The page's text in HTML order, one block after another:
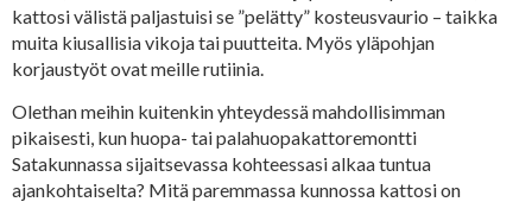
kattosi välistä paljastuisi se ”pelätty” kosteusvaurio – taikka
muita kiusallisia vikoja tai puutteita. Myös yläpohjan
korjaustyöt ovat meille rutiinia.
Olethan meihin kuitenkin yhteydessä mahdollisimman
pikaisesti, kun huopa- tai palahuopakattoremontti
Satakunnassa sijaitsevassa kohteessasi alkaa tuntua
ajankohtaiselta? Mitä paremmassa kunnossa kattosi on